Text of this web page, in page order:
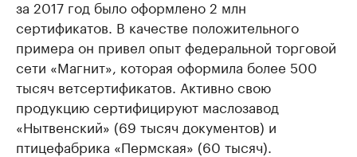
за 2017 год было оформлено 2 млн
сертификатов. В качестве положительного
примера он привел опыт федеральной торговой
сети «Магнит», которая оформила более 500
тысяч ветсертификатов. Активно свою
продукцию сертифицируют маслозавод
«Нытвенский» (69 тысяч документов) и
птицефабрика «Пермская» (60 тысяч).